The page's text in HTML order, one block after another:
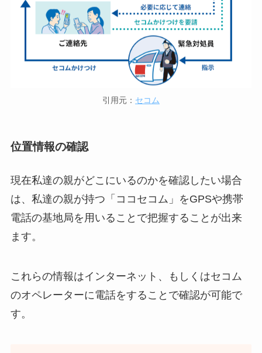
引用元： セコム
位置情報の確認
現在私達の親がどこにいるのかを確認したい場合
は、私達の親が持つ「ココセコム」をGPSや携帯
電話の基地局を用いることで把握することが出来
ます。
これらの情報はインターネット、もしくはセコム
のオペレーターに電話をすることで確認が可能で
す。